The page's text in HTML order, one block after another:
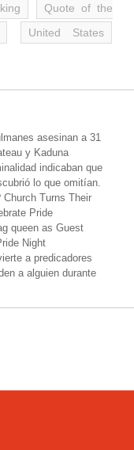
Quote of the
United States
asesinan a 31
y Kaduna
indicaban que
lo que omitían.
Turns Their
Pride
queen as Guest
Night
a predicadores
a alguien durante